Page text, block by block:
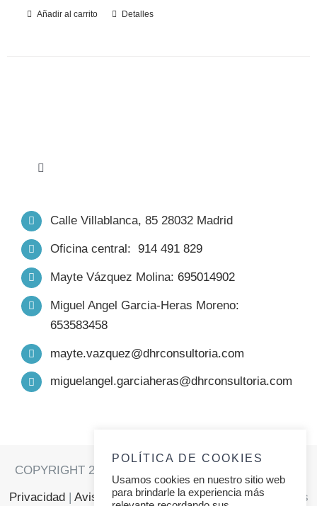
Añadir al carrito Detalles
Toggle
NOSOTROS
FORMACIÓN
PRODUCTOS
TRABAJO
Calle Villablanca, 85 28032 Madrid
Oficina central: 914 491 829
Mayte Vázquez Molina: 695014902
Miguel Angel Garcia-Heras Moreno:
653583458
mayte.vazquez@dhrconsultoria.com
miguelangel.garciaheras@dhrconsultoria.com
COPYRIGHT 2021 | DHR CONSULTORIA |
Privacidad
Aviso Legal |Política de Cookies| Todos los
POLÍTICA DE COOKIES
Usamos cookies en nuestro sitio web
para brindarle la experiencia más